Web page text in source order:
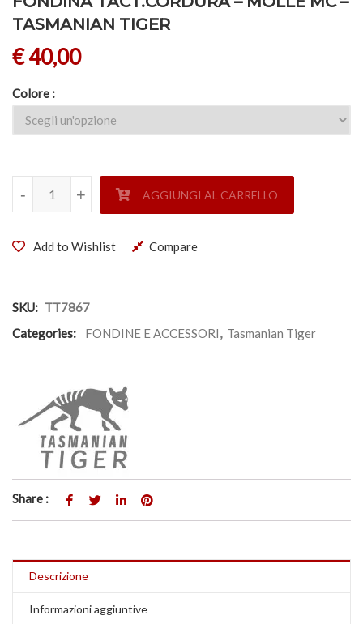
TASMANIAN TIGER
€40,00
Colore
FONDINA TACT.CORDURA - MOLLE MC - TASMANIAN
+
- +
- AGGIUNGI AL CARRELLO
Add to Wishlist Compare
SKU: TT7867
Categories:
FONDINE E ACCESSORI, Tasmanian Tiger
Share :
Descrizione
Informazioni aggiuntive